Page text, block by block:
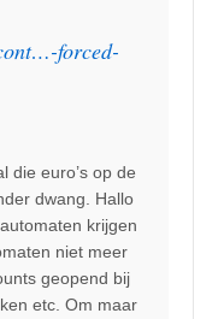
forced-
die euro’s op de
dwang. Hallo
krijgen
niet meer
geopend bij
etc. Om maar